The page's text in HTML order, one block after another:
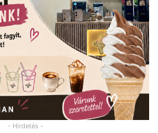
- Hirdetés -